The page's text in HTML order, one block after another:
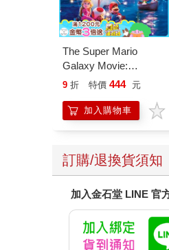
The Super Mario
Galaxy Movie:
Peach`s Birthday
Mario Galaxy Movie
Storybook
9 折 特價 444 元
加入購物車
訂購/退換貨須知
加入金石堂 LINE 官